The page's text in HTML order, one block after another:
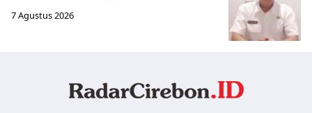
7 Agustus 2026